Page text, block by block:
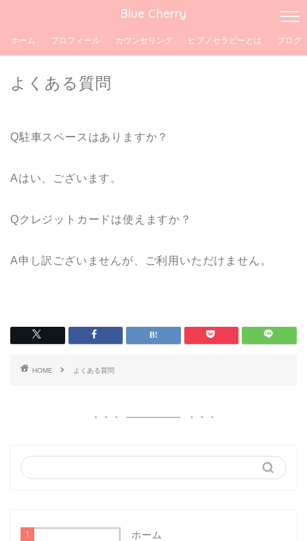
Blue Cherry
ホーム プロフィール カウンセリング ヒプノセラピーとは ブログ
よくある質問
Q駐車スペースはありますか？
Aはい、ございます。
Qクレジットカードは使えますか？
A申し訳ございませんが、ご利用いただけません。
HOME よくある質問
1 ホーム